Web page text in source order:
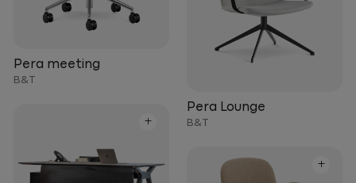
Pera meeting
B&T
Pera Lounge
B&T
+
+